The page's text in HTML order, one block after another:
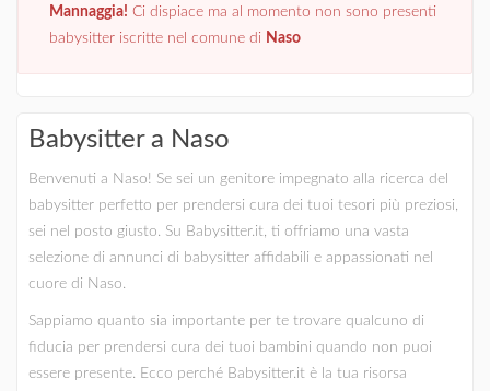
Mannaggia! Ci dispiace ma al momento non sono presenti
babysitter iscritte nel comune di Naso
Babysitter a Naso
Benvenuti a Naso! Se sei un genitore impegnato alla ricerca del
babysitter perfetto per prendersi cura dei tuoi tesori più preziosi,
sei nel posto giusto. Su Babysitter.it, ti offriamo una vasta
selezione di annunci di babysitter affidabili e appassionati nel
cuore di Naso.
Sappiamo quanto sia importante per te trovare qualcuno di
fiducia per prendersi cura dei tuoi bambini quando non puoi
essere presente. Ecco perché Babysitter.it è la tua risorsa